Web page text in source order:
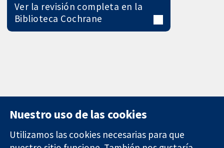
Ver la revisión completa en la
Biblioteca Cochrane
Nuestro uso de las cookies
Utilizamos las cookies necesarias para que